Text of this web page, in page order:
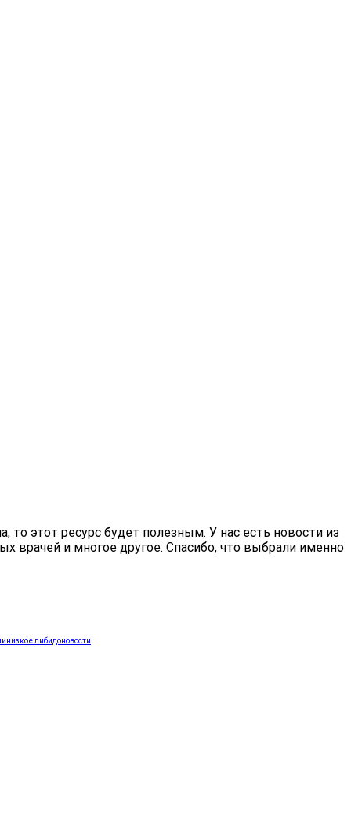
этот ресурс будет полезным. У нас есть новости из
врачей и многое другое. Спасибо, что выбрали именно
низкое либидоновости